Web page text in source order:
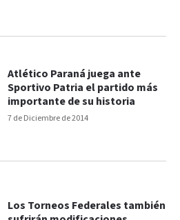
7 de Diciembre de 2014
Atlético Paraná juega ante
Sportivo Patria el partido más
importante de su historia
Los Torneos Federales también